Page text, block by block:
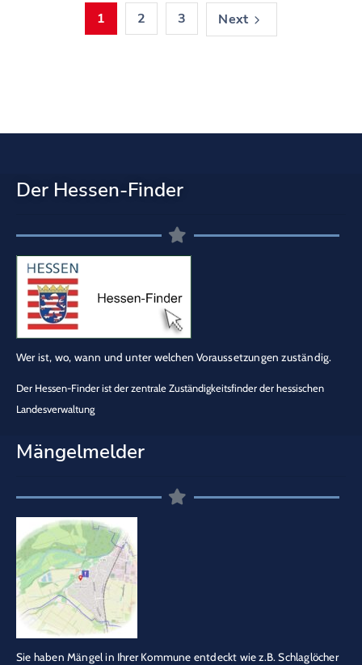
1 2 3 Next
Der Hessen-Finder
Wer ist, wo, wann und unter welchen Voraussetzungen zuständig.
Der Hessen-Finder ist der zentrale Zuständigkeitsfinder der hessischen
Landesverwaltung
Mängelmelder
Sie haben Mängel in Ihrer Kommune entdeckt wie z.B. Schlaglöcher